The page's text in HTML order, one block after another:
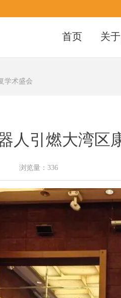
首页 关
人引燃大湾区
浏览量： 336
学术盛会